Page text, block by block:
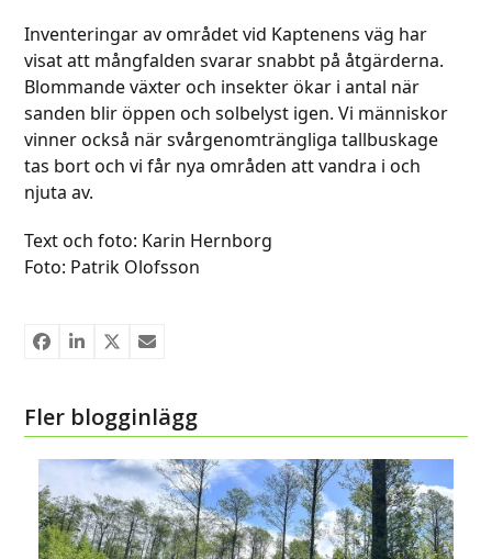
Inventeringar av området vid Kaptenens väg har
visat att mångfalden svarar snabbt på åtgärderna.
Blommande växter och insekter ökar i antal när
sanden blir öppen och solbelyst igen. Vi människor
vinner också när svårgenomträngliga tallbuskage
tas bort och vi får nya områden att vandra i och
njuta av.
Text och foto: Karin Hernborg
Foto: Patrik Olofsson
Fler blogginlägg